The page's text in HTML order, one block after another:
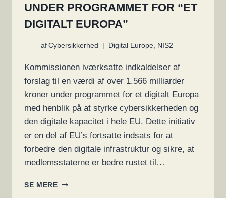
UNDER PROGRAMMET FOR “ET
DIGITALT EUROPA”
af Cybersikkerhed Digital Europe, NIS2
Kommissionen iværksatte indkaldelser af
forslag til en værdi af over 1.566 milliarder
kroner under programmet for et digitalt Europa
med henblik på at styrke cybersikkerheden og
den digitale kapacitet i hele EU. Dette initiativ
er en del af EU’s fortsatte indsats for at
forbedre den digitale infrastruktur og sikre, at
medlemsstaterne er bedre rustet til…
SE MEREKOMMISSIONEN